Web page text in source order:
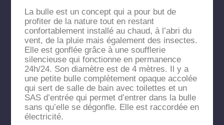
La bulle est un concept qui a pour but de
profiter de la nature tout en restant
confortablement installé au chaud, à l’abri du
vent, de la pluie mais également des insectes.
Elle est gonflée grâce à une soufflerie
silencieuse qui fonctionne en permanence
24h/24. Son diamètre est de 4 mètres. Il y a
une petite bulle complètement opaque accolée
qui sert de salle de bain avec toilettes et un
SAS d’entrée qui permet d’entrer dans la bulle
sans qu’elle se dégonfle. Elle est raccordée en
électricité.